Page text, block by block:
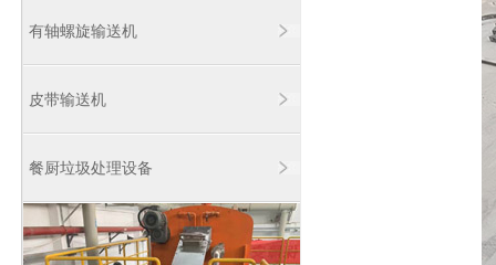
有轴螺旋输送机
皮带输送机
餐厨垃圾处理设备